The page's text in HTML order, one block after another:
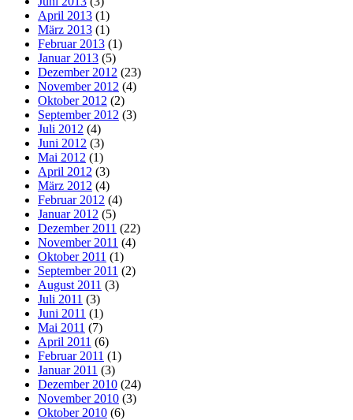
April 2013 (1)
März 2013 (1)
Februar 2013 (1)
Januar 2013 (5)
Dezember 2012 (23)
November 2012 (4)
Oktober 2012 (2)
September 2012 (3)
Juli 2012 (4)
Juni 2012 (3)
Mai 2012 (1)
April 2012 (3)
März 2012 (4)
Februar 2012 (4)
Januar 2012 (5)
Dezember 2011 (22)
November 2011 (4)
Oktober 2011 (1)
September 2011 (2)
August 2011 (3)
Juli 2011 (3)
Juni 2011 (1)
Mai 2011 (7)
April 2011 (6)
Februar 2011 (1)
Januar 2011 (3)
Dezember 2010 (24)
November 2010 (3)
Oktober 2010 (6)